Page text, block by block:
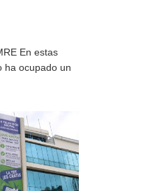
En estas
ha ocupado un